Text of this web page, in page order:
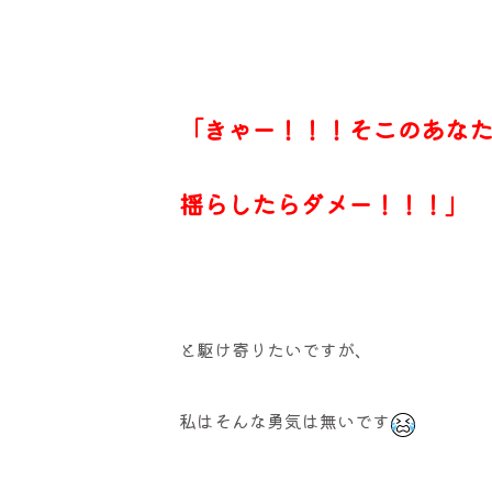
「きゃー！！！そこのあな
揺らしたらダメー！！！」
と駆け寄りたいですが、
私はそんな勇気は無いです